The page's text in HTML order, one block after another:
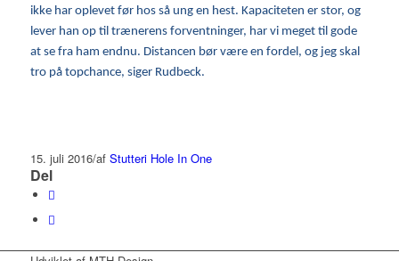
ikke har oplevet før hos så ung en hest. Kapaciteten er stor, og
lever han op til trænerens forventninger, har vi meget til gode
at se fra ham endnu. Distancen bør være en fordel, og jeg skal
tro på topchance, siger Rudbeck.
15. juli 2016/af Stutteri Hole In One
Del